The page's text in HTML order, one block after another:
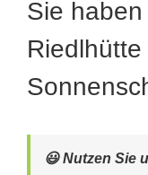
Sie
😃 Nutzen Sie